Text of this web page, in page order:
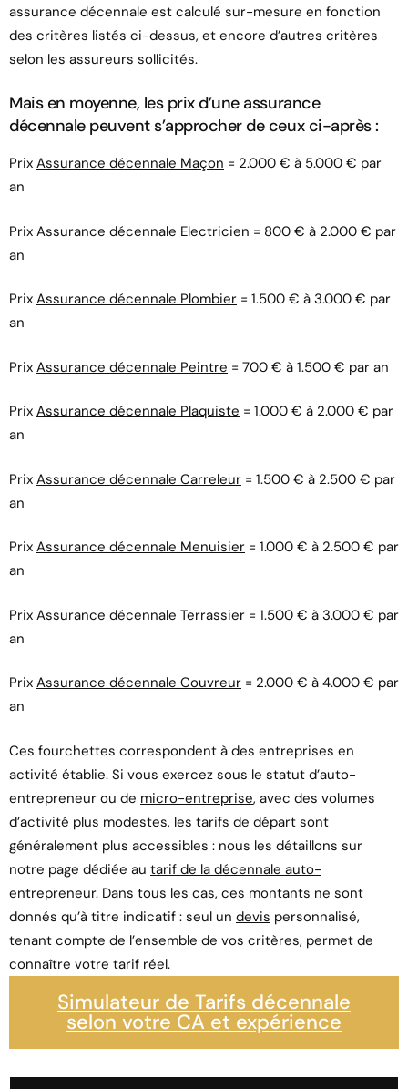
assurance décennale est calculé sur-mesure en fonction
des critères listés ci-dessus, et encore d’autres critères
selon les assureurs sollicités.
Mais en moyenne, les prix d’une assurance
décennale peuvent s’approcher de ceux ci-après :
Prix Assurance décennale Maçon = 2.000 € à 5.000 € par
an
Prix Assurance décennale Electricien = 800 € à 2.000 € par
an
Prix Assurance décennale Plombier = 1.500 € à 3.000 € par
an
Prix Assurance décennale Peintre = 700 € à 1.500 € par an
Prix Assurance décennale Plaquiste = 1.000 € à 2.000 € par
an
Prix Assurance décennale Carreleur = 1.500 € à 2.500 € par
an
Prix Assurance décennale Menuisier = 1.000 € à 2.500 € par
an
Prix Assurance décennale Terrassier = 1.500 € à 3.000 € par
an
Prix Assurance décennale Couvreur = 2.000 € à 4.000 € par
an
Ces fourchettes correspondent à des entreprises en
activité établie. Si vous exercez sous le statut d’auto-
entrepreneur ou de micro-entreprise, avec des volumes
d’activité plus modestes, les tarifs de départ sont
généralement plus accessibles : nous les détaillons sur
notre page dédiée au tarif de la décennale auto-
entrepreneur. Dans tous les cas, ces montants ne sont
donnés qu’à titre indicatif : seul un devis personnalisé,
tenant compte de l’ensemble de vos critères, permet de
connaître votre tarif réel.
Simulateur de Tarifs décennale
selon votre CA et expérience